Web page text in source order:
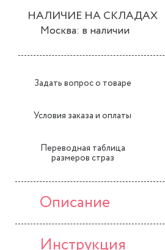
НАЛИЧИЕ НА СКЛАДАХ
Москва: в наличии
Задать вопрос о товаре
Условия заказа и оплаты
Переводная таблица
размеров страз
Описание
Инструкция